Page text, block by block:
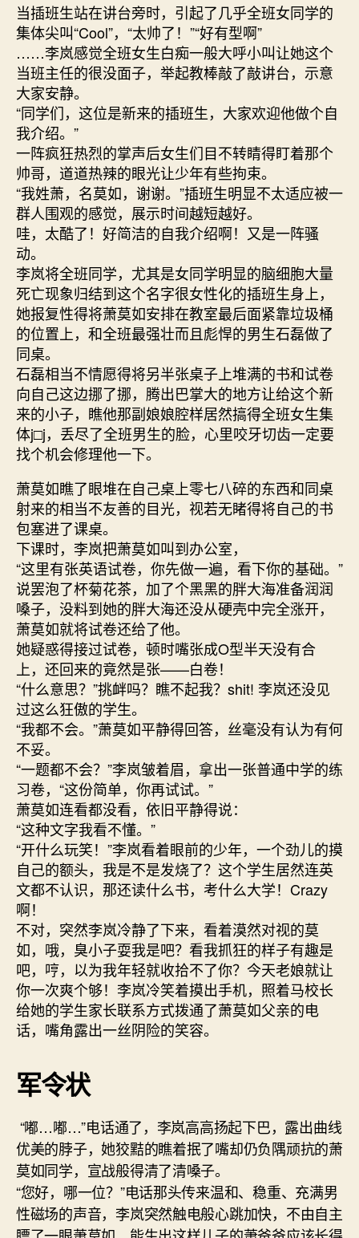
当插班生站在讲台旁时，引起了几乎全班女同学的
集体尖叫“Cool”，“太帅了！”“好有型啊”
……李岚感觉全班女生白痴一般大呼小叫让她这个
当班主任的很没面子，举起教棒敲了敲讲台，示意
大家安静。
“同学们，这位是新来的插班生，大家欢迎他做个自
我介绍。”
一阵疯狂热烈的掌声后女生们目不转睛得盯着那个
帅哥，道道热辣的眼光让少年有些拘束。
“我姓萧，名莫如，谢谢。”插班生明显不太适应被一
群人围观的感觉，展示时间越短越好。
哇，太酷了！好简洁的自我介绍啊！又是一阵骚
动。
李岚将全班同学，尤其是女同学明显的脑细胞大量
死亡现象归结到这个名字很女性化的插班生身上，
她报复性得将萧莫如安排在教室最后面紧靠垃圾桶
的位置上，和全班最强壮而且彪悍的男生石磊做了
同桌。
石磊相当不情愿得将另半张桌子上堆满的书和试卷
向自己这边挪了挪，腾出巴掌大的地方让给这个新
来的小子，瞧他那副娘娘腔样居然搞得全班女生集
体j□j，丢尽了全班男生的脸，心里咬牙切齿一定要
找个机会修理他一下。
萧莫如瞧了眼堆在自己桌上零七八碎的东西和同桌
射来的相当不友善的目光，视若无睹得将自己的书
包塞进了课桌。
下课时，李岚把萧莫如叫到办公室，
“这里有张英语试卷，你先做一遍，看下你的基础。”
说罢泡了杯菊花茶，加了个黑黑的胖大海准备润润
嗓子，没料到她的胖大海还没从硬壳中完全涨开，
萧莫如就将试卷还给了他。
她疑惑得接过试卷，顿时嘴张成O型半天没有合
上，还回来的竟然是张——白卷！
“什么意思？”挑衅吗？瞧不起我？shit! 李岚还没见
过这么狂傲的学生。
“我都不会。”萧莫如平静得回答，丝毫没有认为有何
不妥。
“一题都不会？”李岚皱着眉，拿出一张普通中学的练
习卷，“这份简单，你再试试。”
萧莫如连看都没看，依旧平静得说：
“这种文字我看不懂。”
“开什么玩笑！”李岚看着眼前的少年，一个劲儿的摸
自己的额头，我是不是发烧了？这个学生居然连英
文都不认识，那还读什么书，考什么大学！Crazy
啊！
不对，突然李岚冷静了下来，看着漠然对视的莫
如，哦，臭小子耍我是吧？看我抓狂的样子有趣是
吧，哼，以为我年轻就收拾不了你？今天老娘就让
你一次爽个够！李岚冷笑着摸出手机，照着马校长
给她的学生家长联系方式拨通了萧莫如父亲的电
话，嘴角露出一丝阴险的笑容。
军令状
“嘟…嘟…”电话通了，李岚高高扬起下巴，露出曲线
优美的脖子，她狡黠的瞧着抿了嘴却仍负隅顽抗的萧
莫如同学，宣战般得清了清嗓子。
“您好，哪一位？”电话那头传来温和、稳重、充满男
性磁场的声音，李岚突然触电般心跳加快，不由自主